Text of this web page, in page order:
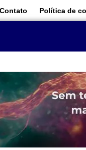
Contato Política de